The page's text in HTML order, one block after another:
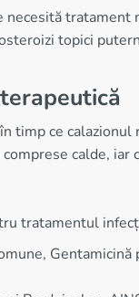
topici
timp ce
calde,
tratamentul